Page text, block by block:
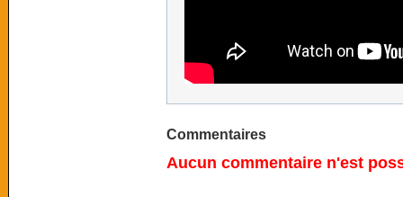
Commentaires
Aucun commentaire n'est